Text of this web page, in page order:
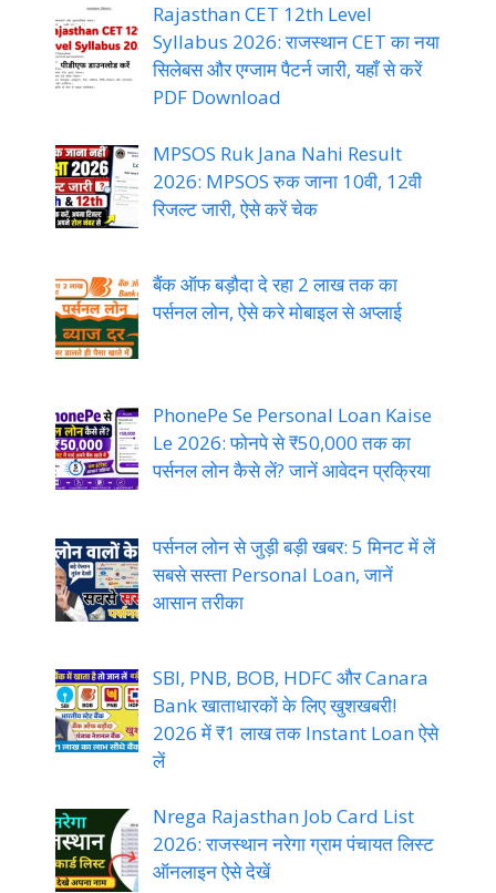
Rajasthan CET 12th Level
Syllabus 2026: राजस्थान CET का नया
सिलेबस और एग्जाम पैटर्न जारी, यहाँ से करें
PDF Download
MPSOS Ruk Jana Nahi Result
2026: MPSOS रुक जाना 10वी, 12वी
रिजल्ट जारी, ऐसे करें चेक
बैंक ऑफ बड़ौदा दे रहा 2 लाख तक का
पर्सनल लोन, ऐसे करे मोबाइल से अप्लाई
PhonePe Se Personal Loan Kaise
Le 2026: फोनपे से ₹50,000 तक का
पर्सनल लोन कैसे लें? जानें आवेदन प्रक्रिया
पर्सनल लोन से जुड़ी बड़ी खबर: 5 मिनट में लें
सबसे सस्ता Personal Loan, जानें
आसान तरीका
SBI, PNB, BOB, HDFC और Canara
Bank खाताधारकों के लिए खुशखबरी!
2026 में ₹1 लाख तक Instant Loan ऐसे
लें
Nrega Rajasthan Job Card List
2026: राजस्थान नरेगा ग्राम पंचायत लिस्ट
ऑनलाइन ऐसे देखें